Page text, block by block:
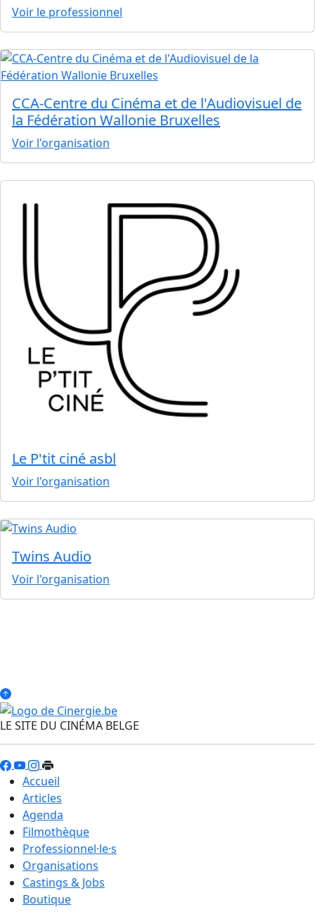
Voir le professionnel
CCA-Centre du Cinéma et de l'Audiovisuel de
la Fédération Wallonie Bruxelles
Voir l'organisation
Le P'tit ciné asbl
Voir l'organisation
Twins Audio
Voir l'organisation
LE SITE DU CINÉMA BELGE
Accueil
Articles
Agenda
Filmothèque
Professionnel·le·s
Organisations
Castings & Jobs
Boutique